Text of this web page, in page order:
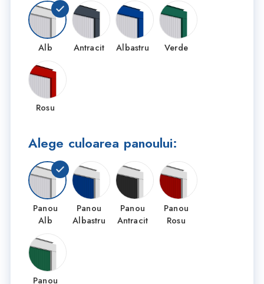
Alb Antracit Albastru Verde
Rosu
Alege culoarea panoului:
Panou
Alb
Panou
Albastru
Panou
Antracit
Panou
Rosu
Panou